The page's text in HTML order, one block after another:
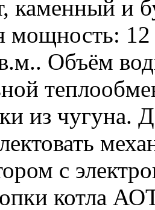
каменный и
мощность:
Объём
из чугуна.
с
котла